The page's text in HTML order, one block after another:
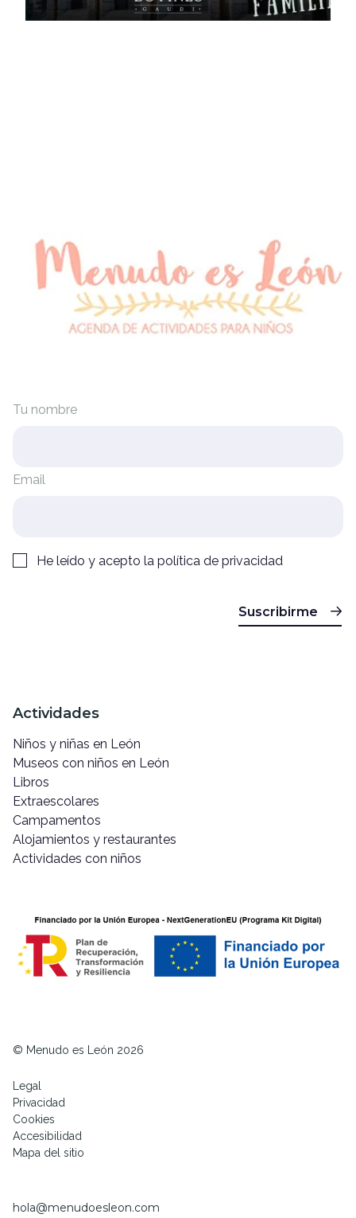
Tu nombre
Email
He leído y acepto la política de privacidad
Suscribirme
Actividades
Niños y niñas en León
Museos con niños en León
Libros
Extraescolares
Campamentos
Alojamientos y restaurantes
Actividades con niños
© Menudo es León 2026
Legal
Privacidad
Cookies
Accesibilidad
Mapa del sitio
hola@menudoesleon.com